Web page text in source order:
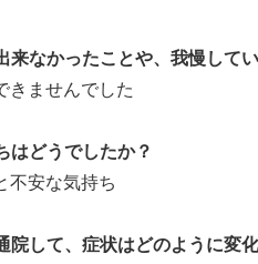
来なかったことや、我慢して
きませんでした
はどうでしたか？
不安な気持ち
院して、症状はどのように変